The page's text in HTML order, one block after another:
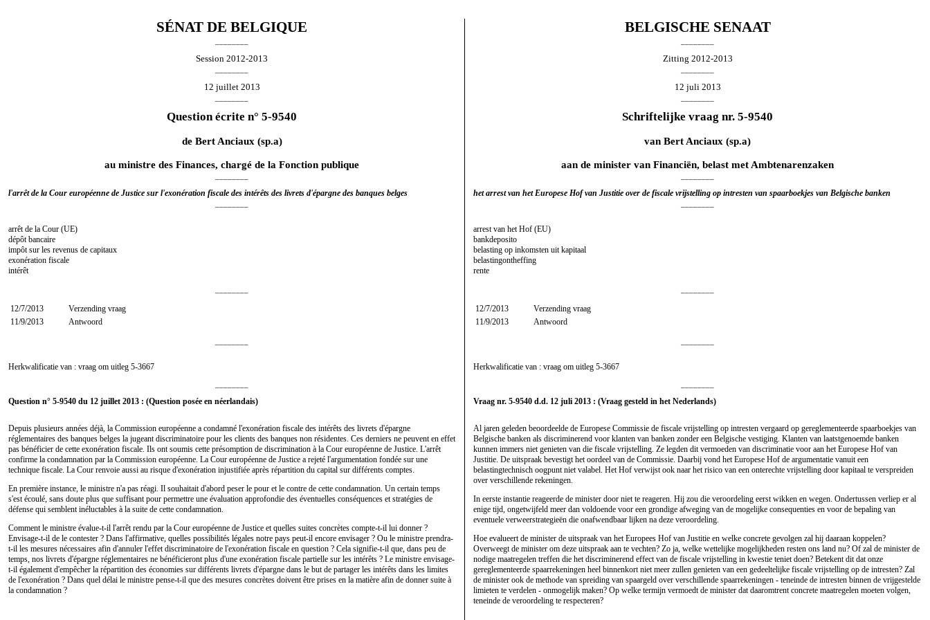
SÉNAT DE BELGIQUE BELGISCHE SENAAT
Session 2012-2013 Zitting 2012-2013
12 juillet 2013 12 juli 2013
Question écrite n° 5-9540 Schriftelijke vraag nr. 5-9540
de Bert Anciaux (sp.a) van Bert Anciaux (sp.a)
au ministre des Finances, chargé de la Fonction publique aan de minister van Financiën, belast met Ambtenarenzaken
l'arrêt de la Cour européenne de Justice sur l'exonération fiscale des intérêts des livrets d'épargne des banques belges het arrest van het Europese Hof van Justitie over de fiscale vrijstelling op intresten van spaarboekjes van Belgische banken
arrêt de la Cour (UE)
dépôt bancaire
impôt sur les revenus de capitaux
exonération fiscale
intérêt
arrest van het Hof (EU)
bankdeposito
belasting op inkomsten uit kapitaal
belastingontheffing
rente
12/7/2013
Verzending vraag
11/9/2013
Antwoord
12/7/2013
Verzending vraag
11/9/2013
Antwoord
Herkwalificatie van : vraag om uitleg 5-3667 Herkwalificatie van : vraag om uitleg 5-3667
Question n° 5-9540 du 12 juillet 2013 : (Question posée en néerlandais) Vraag nr. 5-9540 d.d. 12 juli 2013 : (Vraag gesteld in het Nederlands)
Depuis plusieurs années déjà, la Commission européenne a condamné l'exonération fiscale des intérêts des livrets d'épargne
réglementaires des banques belges la jugeant discriminatoire pour les clients des banques non résidentes. Ces derniers ne peuvent en effet
pas bénéficier de cette exonération fiscale. Ils ont soumis cette présomption de discrimination à la Cour européenne de Justice. L'arrêt
confirme la condamnation par la Commission européenne. La Cour européenne de Justice a rejeté l'argumentation fondée sur une
technique fiscale. La Cour renvoie aussi au risque d'exonération injustifiée après répartition du capital sur différents comptes.
En première instance, le ministre n'a pas réagi. Il souhaitait d'abord peser le pour et le contre de cette condamnation. Un certain temps
s'est écoulé, sans doute plus que suffisant pour permettre une évaluation approfondie des éventuelles conséquences et stratégies de
défense qui semblent inéluctables à la suite de cette condamnation.
Comment le ministre évalue-t-il l'arrêt rendu par la Cour européenne de Justice et quelles suites concrètes compte-t-il lui donner ?
Envisage-t-il de le contester ? Dans l'affirmative, quelles possibilités légales notre pays peut-il encore envisager ? Ou le ministre prendra-
t-il les mesures nécessaires afin d'annuler l'effet discriminatoire de l'exonération fiscale en question ? Cela signifie-t-il que, dans peu de
temps, nos livrets d'épargne réglementaires ne bénéficieront plus d'une exonération fiscale partielle sur les intérêts ? Le ministre envisage-
t-il également d'empêcher la répartition des économies sur différents livrets d'épargne dans le but de partager les intérêts dans les limites
de l'exonération ? Dans quel délai le ministre pense-t-il que des mesures concrètes doivent être prises en la matière afin de donner suite à
la condamnation ?
Al jaren geleden beoordeelde de Europese Commissie de fiscale vrijstelling op intresten vergaard op gereglementeerde spaarboekjes van
Belgische banken als discriminerend voor klanten van banken zonder een Belgische vestiging. Klanten van laatstgenoemde banken
kunnen immers niet genieten van die fiscale vrijstelling. Ze legden dit vermoeden van discriminatie voor aan het Europese Hof van
Justitie. De uitspraak bevestigt het oordeel van de Commissie. Daarbij vond het Europese Hof de argumentatie vanuit een
belastingtechnisch oogpunt niet valabel. Het Hof verwijst ook naar het risico van een onterechte vrijstelling door kapitaal te verspreiden
over verschillende rekeningen.
In eerste instantie reageerde de minister door niet te reageren. Hij zou die veroordeling eerst wikken en wegen. Ondertussen verliep er al
enige tijd, ongetwijfeld meer dan voldoende voor een grondige afweging van de mogelijke consequenties en voor de bepaling van
eventuele verweerstrategieën die onafwendbaar lijken na deze veroordeling.
Hoe evalueert de minister de uitspraak van het Europees Hof van Justitie en welke concrete gevolgen zal hij daaraan koppelen?
Overweegt de minister om deze uitspraak aan te vechten? Zo ja, welke wettelijke mogelijkheden resten ons land nu? Of zal de minister de
nodige maatregelen treffen die het discriminerend effect van de fiscale vrijstelling in kwestie teniet doen? Betekent dit dat onze
gereglementeerde spaarrekeningen heel binnenkort niet meer zullen genieten van een gedeeltelijke fiscale vrijstelling op de intresten? Zal
de minister ook de methode van spreiding van spaargeld over verschillende spaarrekeningen - teneinde de intresten binnen de vrijgestelde
limieten te verdelen - onmogelijk maken? Op welke termijn vermoedt de minister dat daaromtrent concrete maatregelen moeten volgen,
teneinde de veroordeling te respecteren?